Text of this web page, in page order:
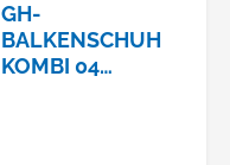
GH-
BALKENSCHUH
KOMBI 04